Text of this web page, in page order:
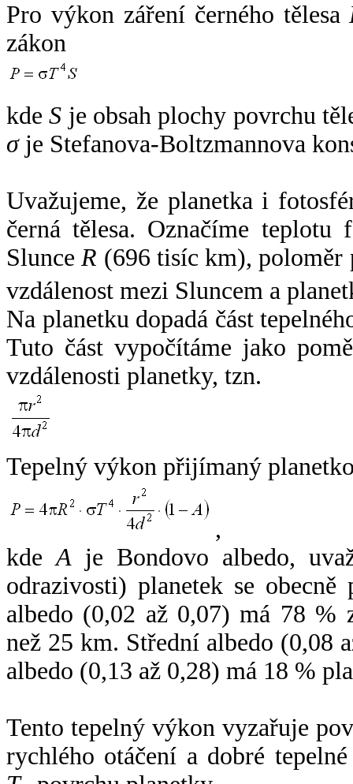
Pro výkon záření černého tělesa
zákon
kdeS je obsah plochy povrchu
σje Stefanova-Boltzmannova
Uvažujeme, že planetka i
černá tělesa. Označíme
SlunceR (696 tisíc km),
vzdálenost mezi Sluncem a
Na planetku dopadá část
Tuto část vypočítáme jako
vzdálenosti planetky, tzn.
Tepelný výkon přijímaný
,
kdeA je Bondovo albedo,
odrazivosti) planetek se
albedo (0,02 až 0,07) má 78 %
než 25 km. Střední albedo (0,08
albedo (0,13 až 0,28) má 18 %
Tento tepelný výkon vyzařuje
rychlého otáčení a dobré